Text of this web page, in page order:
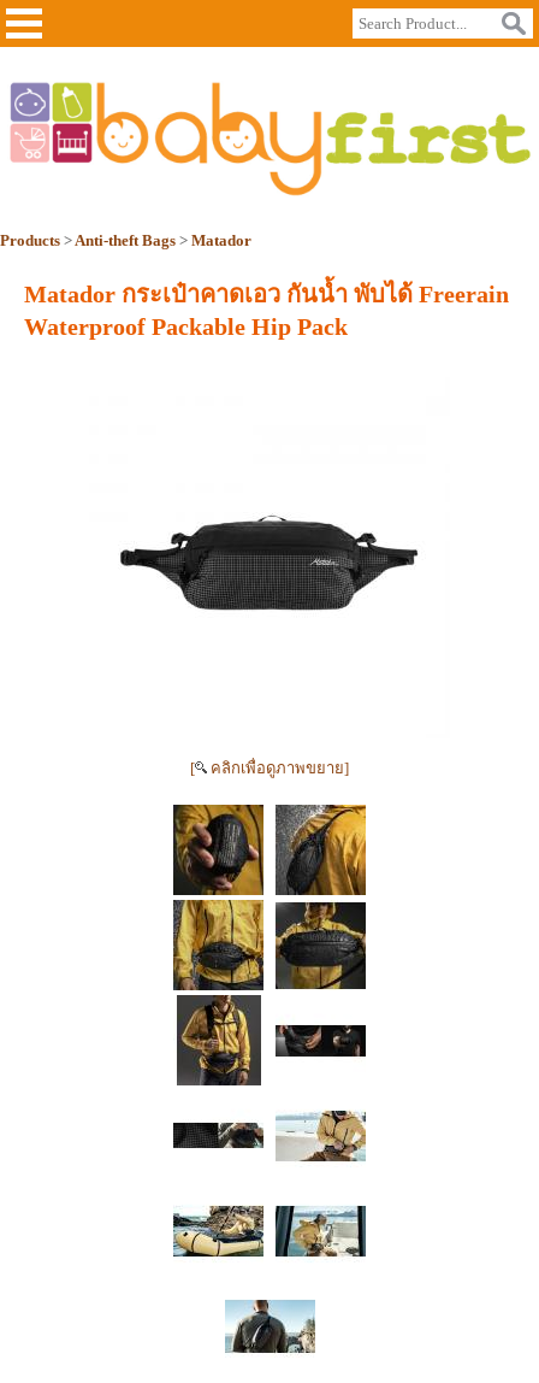
Products >Anti-theft Bags > Matador
Matador กระเป๋าคาดเอว กันน้ำ พับได้ Freerain
Waterproof Packable Hip Pack
[ คลิกเพื่อดูภาพขยาย]